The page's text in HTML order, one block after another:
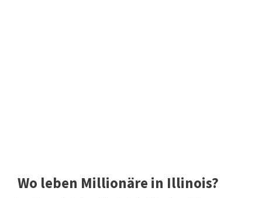
Wo leben Millionäre in Illinois?